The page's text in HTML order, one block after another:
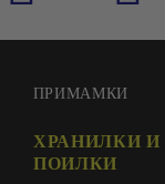
ПРИМАМКИ
ХРАНИЛКИ И
ПОИЛКИ